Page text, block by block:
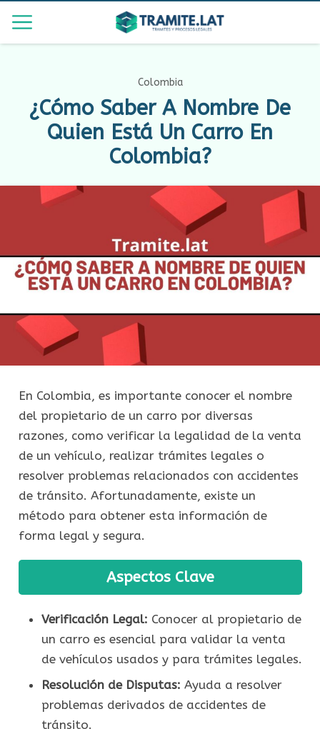
Colombia
¿Cómo Saber A Nombre De
Quien Está Un Carro En
Colombia?
En Colombia, es importante conocer el nombre
del propietario de un carro por diversas
razones, como verificar la legalidad de la venta
de un vehículo, realizar trámites legales o
resolver problemas relacionados con accidentes
de tránsito. Afortunadamente, existe un
método para obtener esta información de
forma legal y segura.
Aspectos Clave
Verificación Legal: Conocer al propietario de
un carro es esencial para validar la venta
de vehículos usados y para trámites legales.
Resolución de Disputas: Ayuda a resolver
problemas derivados de accidentes de
tránsito.